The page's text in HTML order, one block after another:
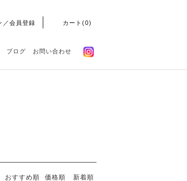
／会員登録 カート(0)
ブログ お問い合わせ
おすすめ順 価格順 新着順